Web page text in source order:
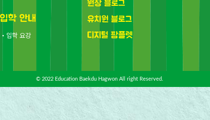
・입학 요강
© 2022 Education Baekdu Hagwon All right Reserved.